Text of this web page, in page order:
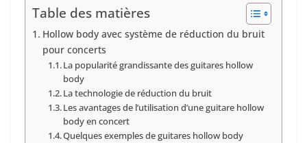
Table des matières
Hollow body avec système de réduction du bruit
pour concerts
La popularité grandissante des guitares hollow
body
La‍ technologie de réduction du bruit
Les avantages de ⁢l’utilisation ⁢d’une guitare hollow
body en concert
Quelques exemples de guitares hollow body